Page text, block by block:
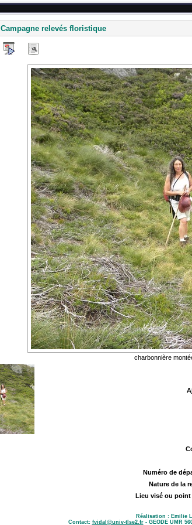
Campagne relevés floristique
charbonnière
Numéro de
Nature de la
Lieu visé ou point
Réalisation : Emilie
Contact: fvidal@univ-tlse2.fr- GEODE UMR